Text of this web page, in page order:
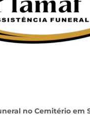
no Cemitério em